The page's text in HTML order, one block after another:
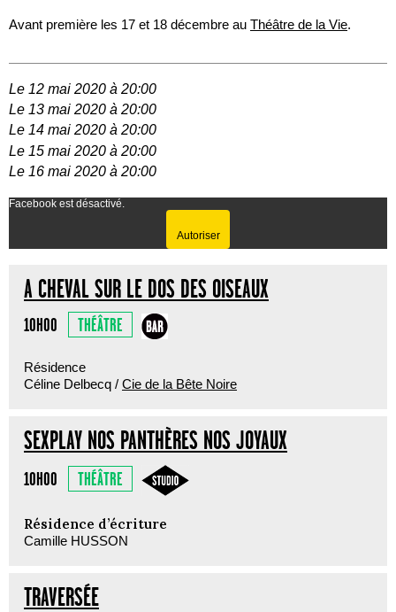
Avant première les 17 et 18 décembre au Théâtre de la Vie.
Le 12 mai 2020 à 20:00
Le 13 mai 2020 à 20:00
Le 14 mai 2020 à 20:00
Le 15 mai 2020 à 20:00
Le 16 mai 2020 à 20:00
Facebook est désactivé.
Autoriser
A CHEVAL SUR LE DOS DES OISEAUX
10H00 THÉÂTRE
Résidence
Céline Delbecq / Cie de la Bête Noire
SEXPLAY NOS PANTHÈRES NOS JOYAUX
10H00 THÉÂTRE
Résidence d’écriture
Camille HUSSON
TRAVERSÉE